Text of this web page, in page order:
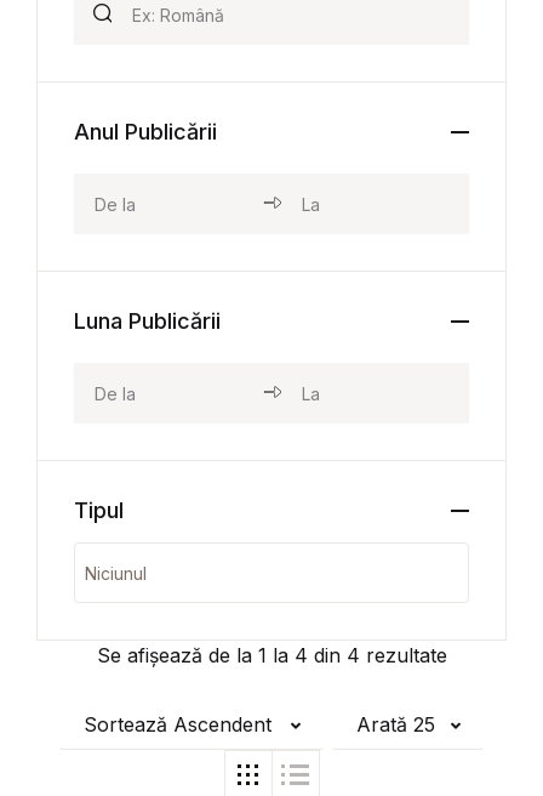
Se afișează de la 1 la 4 din 4 rezultate
Sortează Ascendent Arată 25
Anul Publicării
Luna Publicării
Tipul